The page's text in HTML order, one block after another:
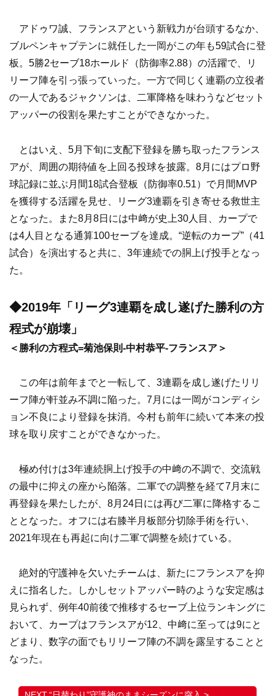
アドゥワ誠、フランスアという新戦力が台頭するなか、
ブルペンキャプテンに就任した一岡がこの年も59試合に登
板。5勝2セーブ18ホールド（防御率2.88）の活躍で、リ
リーフ陣を引っ張っていった。一方で同じく連覇の立役者
の一人であるジャクソンは、二軍降格を味わうなどセット
アッパーの役割を果たすことができなかった。
とはいえ、5月下旬に支配下登録を勝ち取ったフランス
アが、周囲の期待値を上回る投球を披露。8月にはプロ野
球記録に並ぶ月間18試合登板（防御率0.51）で月間MVP
を獲得する活躍を見せ、リーグ3連覇を引き寄せる救世主
となった。また8月8日には中﨑が史上30人目、カープで
は4人目となる通算100セーブを達成。“逆転のカープ”（41
試合）を演出すると共に、3年連続での胴上げ投手となっ
た。
◆2019年「リーグ3連覇を成し遂げた勝利の方
程式が崩壊」
＜勝利の方程式=菊池保則-中村恭平-フランスア＞
この年は前年までと一転して、3連覇を成し遂げたリリ
ーフ陣が軒並み不調に陥った。7月には一岡がコンディシ
ョン不良により登録を抹消。今村も前年に続いて本来の投
球を取り戻すことができなかった。
極め付けは3年連続胴上げ投手の中﨑の不調で、交流戦
の最中に抑えの座から陥落。二軍での調整を経て7月末に
再登録を果たしたが、8月24日には再び二軍に降格するこ
ととなった。オフには右膝半月板部分切除手術を行い、
2021年現在も再起に向け二軍で調整を続けている。
絶対的守護神を欠いたチームは、新たにフランスアを抑
えに指名した。しかしセットアッパー時のような安定感は
見られず、例年40前後で推移するセーブ上位ランキングに
おいて、カープはフランスアが12、中﨑に至っては9にと
どまり、数字の面でもリリーフ陣の不調を露呈することと
なった。